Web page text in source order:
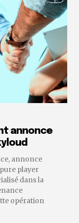
annonce
annonce
player
dans la
opération